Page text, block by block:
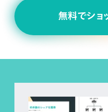
無料でショ